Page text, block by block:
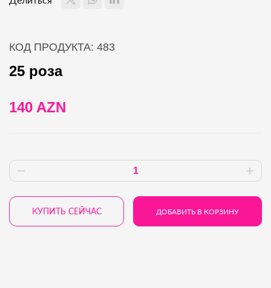
КОД ПРОДУКТА: 483
25 роза
140 AZN
КУПИТЬ СЕЙЧАС ДОБАВИТЬ В КОРЗИНУ